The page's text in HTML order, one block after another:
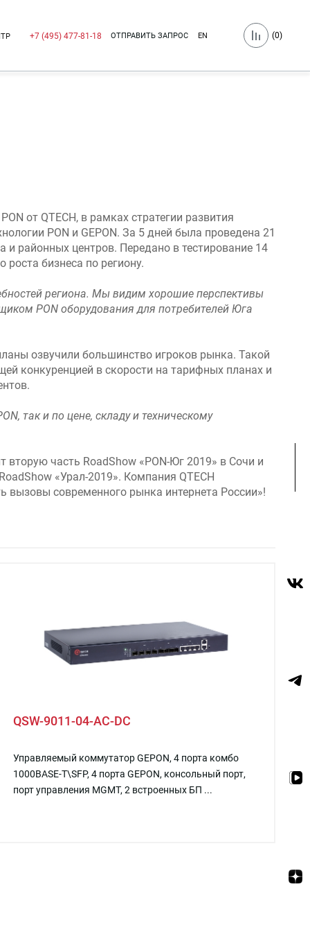
+7 (495) 477-81-18 ОТПРАВИТЬ ЗАПРОС EN (0)
от QTECH, в рамках стратегии развития
PON и GEPON. За 5 дней была проведена 21
районных центров. Передано в тестирование 14
бизнеса по региону.
региона. Мы видим хорошие перспективы
PON оборудования для потребителей Юга
озвучили большинство игроков рынка. Такой
конкуренцией в скорости на тарифных планах и
так и по цене, складу и техническому
вторую часть RoadShow «PON-Юг 2019» в Сочи и
«Урал-2019». Компания QTECH
вызовы современного рынка интернета России»!
QSW-9011-04-AC-DC
Управляемый коммутатор GEPON, 4 порта комбо
1000BASE-T\SFP, 4 порта GEPON, консольный порт,
порт управления MGMT, 2 встроенных БП ...